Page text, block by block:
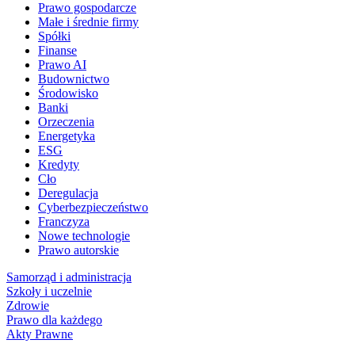
Prawo gospodarcze
Małe i średnie firmy
Spółki
Finanse
Prawo AI
Budownictwo
Środowisko
Banki
Orzeczenia
Energetyka
ESG
Kredyty
Cło
Deregulacja
Cyberbezpieczeństwo
Franczyza
Nowe technologie
Prawo autorskie
Samorząd i administracja
Szkoły i uczelnie
Zdrowie
Prawo dla każdego
Akty Prawne